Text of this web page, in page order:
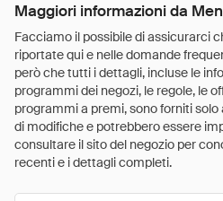
Maggiori informazioni da
Facciamo il possibile di assicurarci
riportate qui e nelle domande
però che tutti i dettagli, incluse le
programmi dei negozi, le regole, le
programmi a premi, sono forniti
di modifiche e potrebbero essere
consultare il sito del negozio per
recenti e i dettagli completi.